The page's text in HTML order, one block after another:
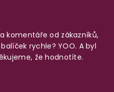
komentáře od zákazníků,
rychle? YOO. A byl
že hodnotíte.